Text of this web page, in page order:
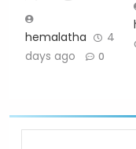
hemalatha
4
days ago
0